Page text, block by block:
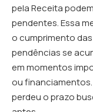
pela Receita
pendentes. Essa
o cumprimento
pendências se
em momentos
ou
perdeu o prazo